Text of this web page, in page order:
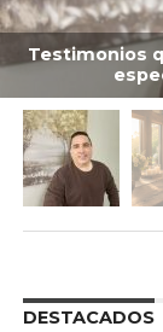
Testimonios
DESTACADOS